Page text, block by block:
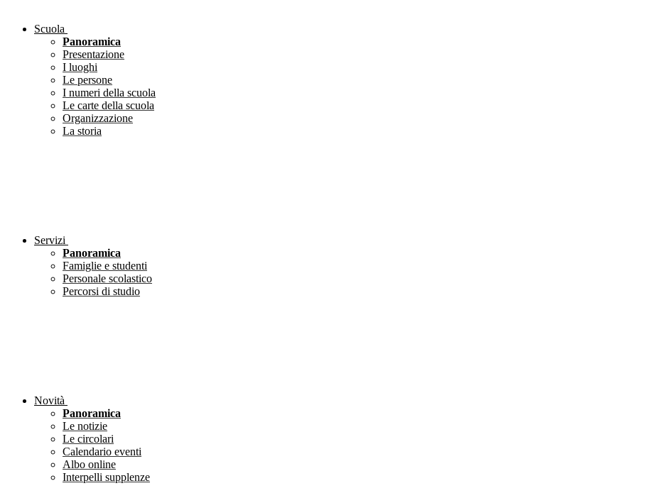
Scuola
Panoramica
Presentazione
I luoghi
Le persone
I numeri della scuola
Le carte della scuola
Organizzazione
La storia
Servizi
Panoramica
Famiglie e studenti
Personale scolastico
Percorsi di studio
Novità
Panoramica
Le notizie
Le circolari
Calendario eventi
Albo online
Interpelli supplenze